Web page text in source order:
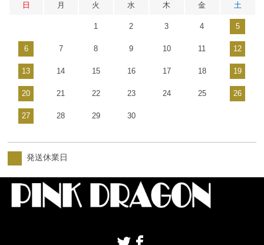
日 月 火 水 木 金 土
1 2 3 4 5
6 7 8 9 10 11 12
13 14 15 16 17 18 19
20 21 22 23 24 25 26
27 28 29 30
発送休業日